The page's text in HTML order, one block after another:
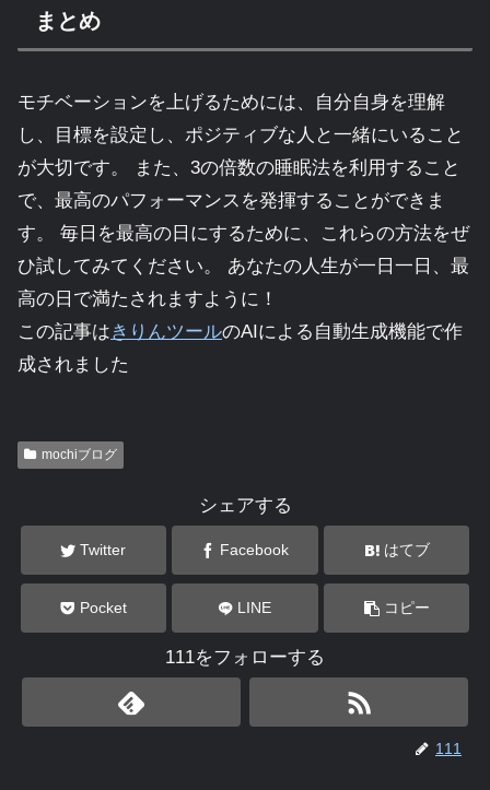
まとめ
モチベーションを上げるためには、自分自身を理解
し、目標を設定し、ポジティブな人と一緒にいること
が大切です。 また、3の倍数の睡眠法を利用すること
で、最高のパフォーマンスを発揮することができま
す。 毎日を最高の日にするために、これらの方法をぜ
ひ試してみてください。 あなたの人生が一日一日、最
高の日で満たされますように！
この記事はきりんツールのAIによる自動生成機能で作
成されました
mochiブログ
シェアする
Twitter Facebook はてブ
Pocket LINE コピー
111をフォローする
111